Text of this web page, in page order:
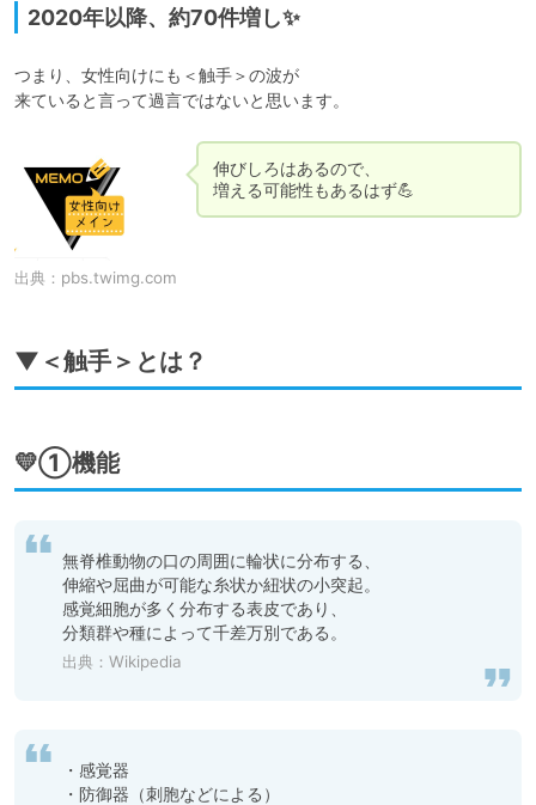
2020年以降、約70件増し✨
つまり、女性向けにも＜触手＞の波が
出典： pbs.twimg.com
伸びしろはあるので、
増える可能性もあるはず💪
▼＜触手＞とは？
💛①機能
無脊椎動物の口の周囲に輪状に分布する、
伸縮や屈曲が可能な糸状か紐状の小突起。
感覚細胞が多く分布する表皮であり、
分類群や種によって千差万別である。
出典： Wikipedia
・感覚器
・防御器（刺胞などによる）